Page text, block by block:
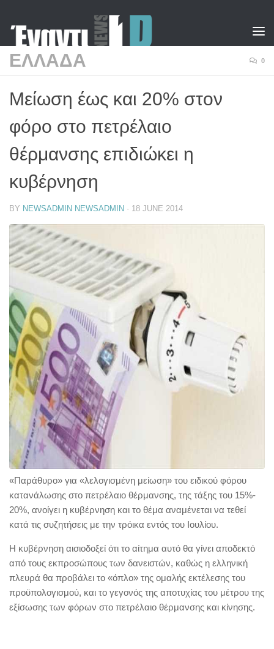
ΕΛΛΑΔΑ 0
Μείωση έως και 20% στον
φόρο στο πετρέλαιο
θέρμανσης επιδιώκει η
κυβέρνηση
BY NEWSADMIN NEWSADMIN · 18 JUNE 2014
«Παράθυρο» για «λελογισμένη μείωση» του ειδικού φόρου
κατανάλωσης στο πετρέλαιο θέρμανσης, της τάξης του 15%-
20%, ανοίγει η κυβέρνηση και το θέμα αναμένεται να τεθεί
κατά τις συζητήσεις με την τρόικα εντός του Ιουλίου.
Η κυβέρνηση αισιοδοξεί ότι το αίτημα αυτό θα γίνει αποδεκτό
από τους εκπροσώπους των δανειστών, καθώς η ελληνική
πλευρά θα προβάλει το «όπλο» της ομαλής εκτέλεσης του
προϋπολογισμού, και το γεγονός της αποτυχίας του μέτρου της
εξίσωσης των φόρων στο πετρέλαιο θέρμανσης και κίνησης.